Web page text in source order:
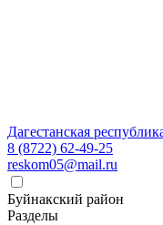
Дагестанская
8 (8722) 62-49-25
reskom05@mail.ru
Буйнакский район
Разделы